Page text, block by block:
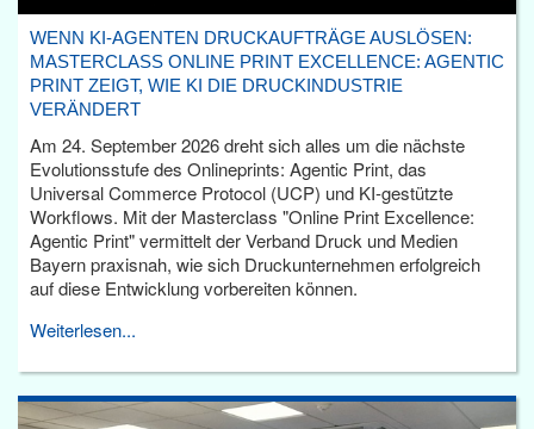
WENN KI-AGENTEN DRUCKAUFTRÄGE AUSLÖSEN:
MASTERCLASS ONLINE PRINT EXCELLENCE: AGENTIC
PRINT ZEIGT, WIE KI DIE DRUCKINDUSTRIE
VERÄNDERT
Am 24. September 2026 dreht sich alles um die nächste
Evolutionsstufe des Onlineprints: Agentic Print, das
Universal Commerce Protocol (UCP) und KI-gestützte
Workflows. Mit der Masterclass "Online Print Excellence:
Agentic Print" vermittelt der Verband Druck und Medien
Bayern praxisnah, wie sich Druckunternehmen erfolgreich
auf diese Entwicklung vorbereiten können.
Weiterlesen...